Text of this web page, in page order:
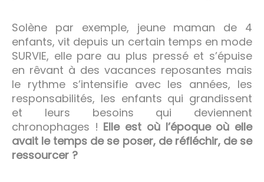
Solène par exemple, jeune maman de 4
enfants, vit depuis un certain temps en mode
SURVIE, elle pare au plus pressé et s’épuise
en rêvant à des vacances reposantes mais
le rythme s’intensifie avec les années, les
responsabilités, les enfants qui grandissent
et leurs besoins qui deviennent
chronophages ! Elle est où l’époque où elle
avait le temps de se poser, de réfléchir, de se
ressourcer ?